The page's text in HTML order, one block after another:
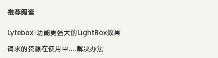
推荐阅读
Lytebox-功能更强大的LightBox效果
请求的资源在使用中....解决办法